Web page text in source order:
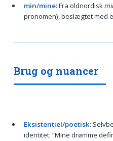
min/mine: Fra oldnordisk
pronomen), beslægtet med
Brug og nuancer
Eksistentiel/poetisk:
identitet: “Mine drømme